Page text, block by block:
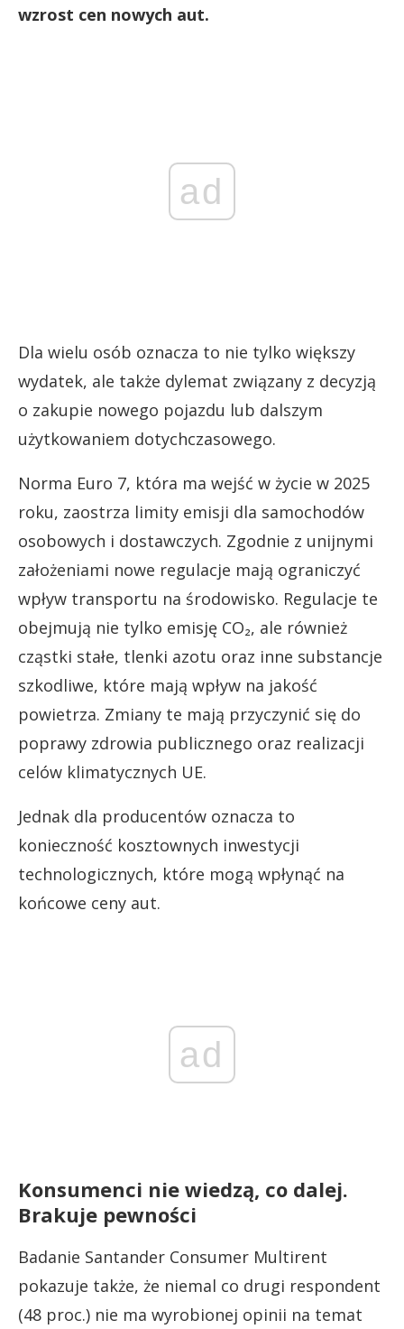
wzrost cen nowych aut.
ad
Dla wielu osób oznacza to nie tylko większy
wydatek, ale także dylemat związany z decyzją
o zakupie nowego pojazdu lub dalszym
użytkowaniem dotychczasowego.
Norma Euro 7, która ma wejść w życie w 2025
roku, zaostrza limity emisji dla samochodów
osobowych i dostawczych. Zgodnie z unijnymi
założeniami nowe regulacje mają ograniczyć
wpływ transportu na środowisko. Regulacje te
obejmują nie tylko emisję CO₂, ale również
cząstki stałe, tlenki azotu oraz inne substancje
szkodliwe, które mają wpływ na jakość
powietrza. Zmiany te mają przyczynić się do
poprawy zdrowia publicznego oraz realizacji
celów klimatycznych UE.
Jednak dla producentów oznacza to
konieczność kosztownych inwestycji
technologicznych, które mogą wpłynąć na
końcowe ceny aut.
ad
Konsumenci nie wiedzą, co dalej.
Brakuje pewności
Badanie Santander Consumer Multirent
pokazuje także, że niemal co drugi respondent
(48 proc.) nie ma wyrobionej opinii na temat